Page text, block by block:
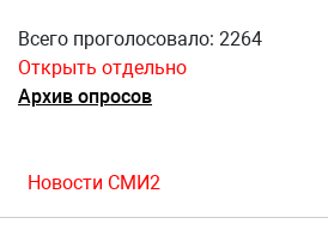
Всего проголосовало: 2264
Открыть отдельно
Архив опросов
Новости СМИ2